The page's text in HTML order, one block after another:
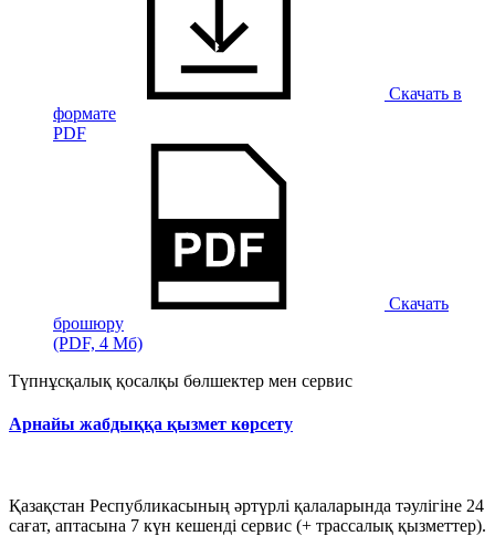
Скачать в
формате
PDF
Скачать
брошюру
(PDF, 4 Мб)
Түпнұсқалық қосалқы бөлшектер мен сервис
Арнайы жабдыққа қызмет көрсету
Қазақстан Республикасының әртүрлі қалаларында тәулігіне 24
сағат, аптасына 7 күн кешенді сервис (+ трассалық қызметтер).